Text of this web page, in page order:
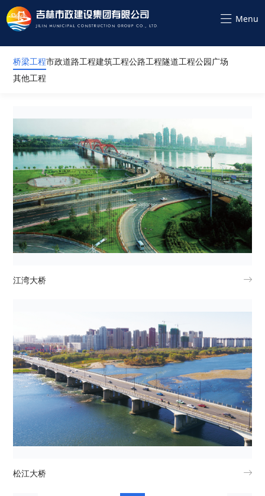
桥梁工程市政道路工程建筑工程公路工程隧道工程公园广场
其他工程
江湾大桥
松江大桥